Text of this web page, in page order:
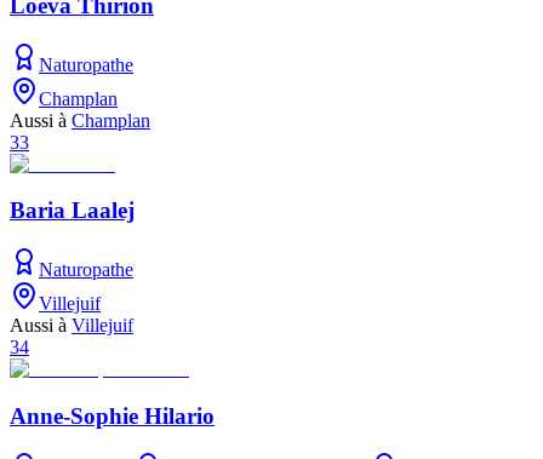
Loéva Thirion
Naturopathe
Champlan
Aussi à Champlan
33
Baria Laalej
Naturopathe
Villejuif
Aussi à Villejuif
34
Anne-Sophie Hilario